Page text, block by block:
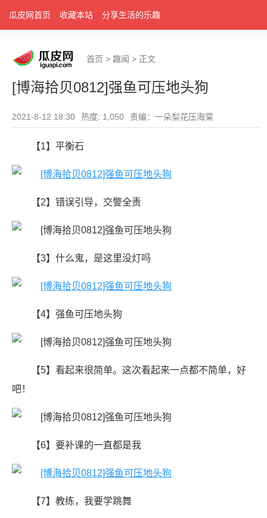
瓜皮网首页 收藏本站 分享生活的乐趣
首页 > 趣闻 > 正文
[博海拾贝0812]强鱼可压地头狗
2021-8-12 18:30 热度: 1,050 责编：一朵梨花压海棠
【1】平衡石
【2】错误引导，交警全责
【3】什么鬼，是这里没灯吗
【4】强鱼可压地头狗
【5】看起来很简单。这次看起来一点都不简单，好
吧！
【6】​要补课的一直都是我
【7】教练，我要学跳舞